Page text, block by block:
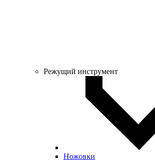
Режущий инструмент
Ножовки